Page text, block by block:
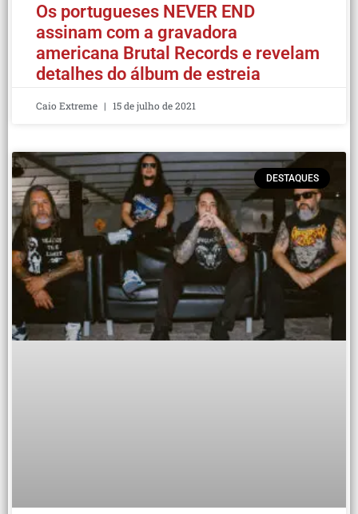
Os portugueses NEVER END
assinam com a gravadora
americana Brutal Records e revelam
detalhes do álbum de estreia
Caio Extreme 15 de julho de 2021
DESTAQUES